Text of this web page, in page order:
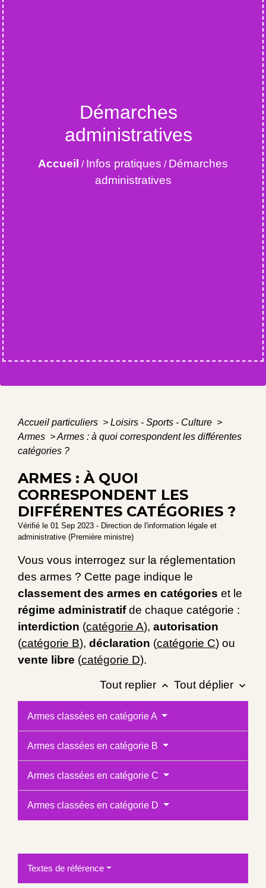
Démarches
administratives
Accueil / Infos pratiques / Démarches
administratives
Accueil particuliers > Loisirs - Sports - Culture >
Armes >Armes : à quoi correspondent les différentes
catégories ?
ARMES : À QUOI
CORRESPONDENT LES
DIFFÉRENTES CATÉGORIES ?
Vérifié le 01 Sep 2023 - Direction de l'information légale et
administrative (Première ministre)
Vous vous interrogez sur la réglementation
des armes ? Cette page indique le
classement des armes en catégories et le
régime administratifde chaque catégorie :
interdiction (catégorie A), autorisation
(catégorie B), déclaration (catégorie C) ou
vente libre (catégorie D).
Tout replier keyboard_arrow_up Tout déplier keyboard_arrow_down
Armes classées en catégorie A
Armes classées en catégorie B
Armes classées en catégorie C
Armes classées en catégorie D
Textes de référence